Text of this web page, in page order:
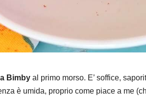
Bimbyal primo morso. E’ soffice,
è umida, proprio come piace a me